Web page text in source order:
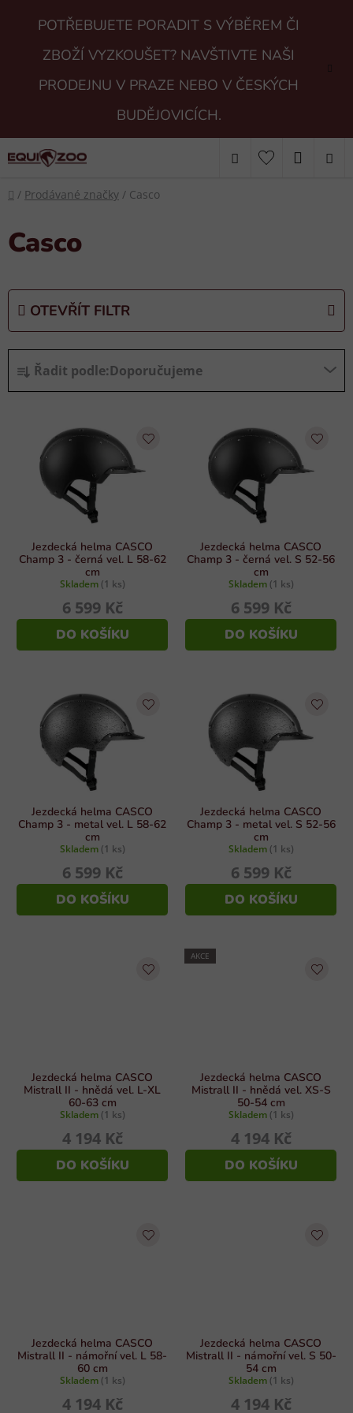
POTŘEBUJETE PORADIT S VÝBĚREM ČI
ZBOŽÍ VYZKOUŠET? NAVŠTIVTE NAŠI
PRODEJNU V PRAZE NEBO V ČESKÝCH
BUDĚJOVICÍCH.
Hledat
Domů
/ Prodávané značky / Casco
Casco
OTEVŘÍT FILTR
Ř
a
z
ů
Řadit podle:Doporučujeme
k
Jezdecká helma CASCO
Champ 3 - černá vel. L 58-62
cm
Skladem (1 ks)
6 599 Kč
DO KOŠÍKU
Jezdecká helma CASCO
Champ 3 - černá vel. S 52-56
cm
Skladem (1 ks)
6 599 Kč
DO KOŠÍKU
Jezdecká helma CASCO
Champ 3 - metal vel. L 58-62
cm
Skladem (1 ks)
6 599 Kč
DO KOŠÍKU
Jezdecká helma CASCO
Champ 3 - metal vel. S 52-56
cm
Skladem (1 ks)
6 599 Kč
DO KOŠÍKU
Jezdecká helma CASCO
Mistrall II - hnědá vel. L-XL
60-63 cm
Skladem (1 ks)
4 194 Kč
DO KOŠÍKU
AKCE
Jezdecká helma CASCO
Mistrall II - hnědá vel. XS-S
50-54 cm
Skladem (1 ks)
4 194 Kč
DO KOŠÍKU
Jezdecká helma CASCO
Mistrall II - námořní vel. L 58-
60 cm
Skladem (1 ks)
4 194 Kč
Jezdecká helma CASCO
Mistrall II - námořní vel. S 50-
54 cm
Skladem (1 ks)
4 194 Kč